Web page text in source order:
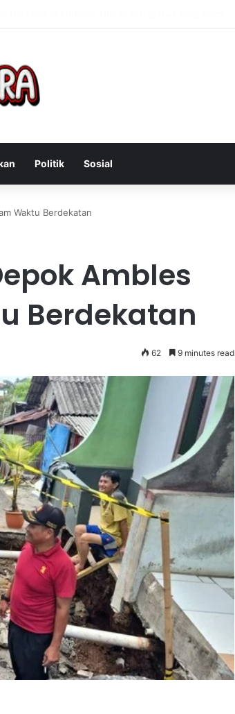
Politik Sosial
Waktu Berdekatan
Ambles
Berdekatan
62 9 minutes read